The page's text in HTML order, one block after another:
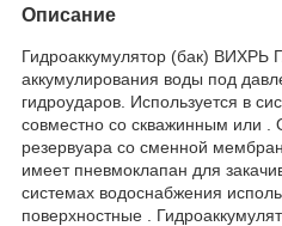
Описание
Гидроаккумулятор (бак) ВИХРЬ
аккумулирования воды под
гидроударов. Используется в
совместно со скважинным или .
резервуара со сменной
имеет пневмоклапан для
системах водоснабжения
поверхностные .